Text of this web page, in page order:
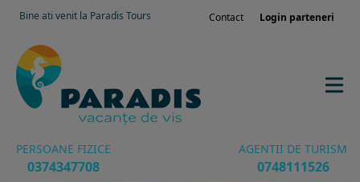
Bine ati venit la Paradis Tours Contact Login parteneri
PERSOANE FIZICE
0374347708
AGENTII DE TURISM
0748111526